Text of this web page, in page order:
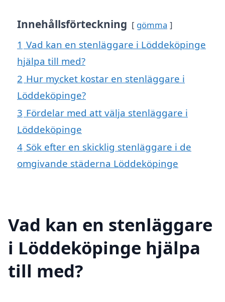
Innehållsförteckning gömma
1 Vad kan en stenläggare i Löddeköpinge
hjälpa till med?
2 Hur mycket kostar en stenläggare i
Löddeköpinge?
3 Fördelar med att välja stenläggare i
Löddeköpinge
4 Sök efter en skicklig stenläggare i de
omgivande städerna Löddeköpinge
Vad kan en stenläggare
i Löddeköpinge hjälpa
till med?